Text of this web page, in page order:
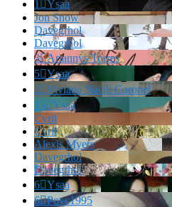
1 Ysaa
Jon Snow
Davegrhol
Davegrhol
3Ariannys Torres
5Ysaa
2Viviana Natali Coronel
15Ysaa
Cvril
Cvril
Alexis Myers
Davegrhol
Davegrhol
6Ysaa
6Povc1995